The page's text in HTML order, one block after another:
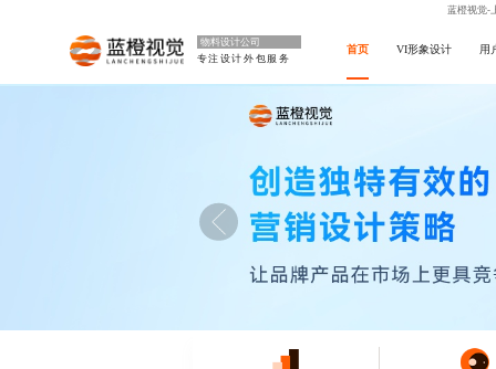
蓝橙视觉-
物料设计公司
专注设计外包服务
首页 VI形象设计 用